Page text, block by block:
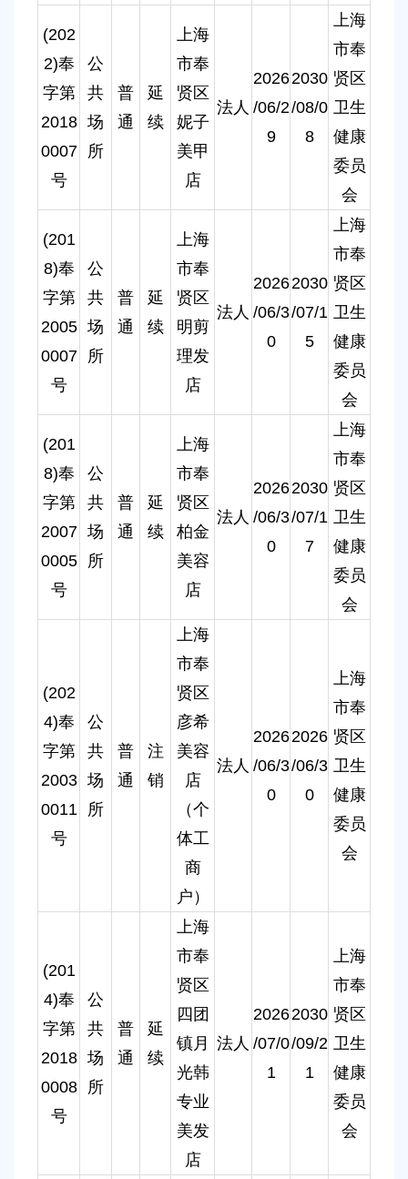
(202
2)奉
字第
2018
0007
号
公
共
场
所
普
通
延
续
上海
市奉
贤区
妮子
美甲
店
法人
2026
/06/2
9
2030
/08/0
8
上海
市奉
贤区
卫生
健康
委员
会
(201
8)奉
字第
2005
0007
号
公
共
场
所
普
通
延
续
上海
市奉
贤区
明剪
理发
店
法人
2026
/06/3
0
2030
/07/1
5
上海
市奉
贤区
卫生
健康
委员
会
(201
8)奉
字第
2007
0005
号
公
共
场
所
普
通
延
续
上海
市奉
贤区
柏金
美容
店
法人
2026
/06/3
0
2030
/07/1
7
上海
市奉
贤区
卫生
健康
委员
会
(202
4)奉
字第
2003
0011
号
公
共
场
所
普
通
注
销
上海
市奉
贤区
彦希
美容
店
（个
体工
商
户）
法人
2026
/06/3
0
2026
/06/3
0
上海
市奉
贤区
卫生
健康
委员
会
(201
4)奉
字第
2018
0008
号
公
共
场
所
普
通
延
续
上海
市奉
贤区
四团
镇月
光韩
专业
美发
店
法人
2026
/07/0
1
2030
/09/2
1
上海
市奉
贤区
卫生
健康
委员
会